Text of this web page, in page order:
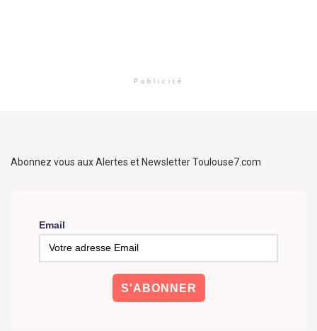
Publicité
Abonnez vous aux Alertes et Newsletter Toulouse7.com
Email